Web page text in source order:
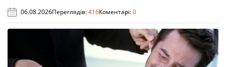
06.08.2026Переглядів:416Коментарі:0